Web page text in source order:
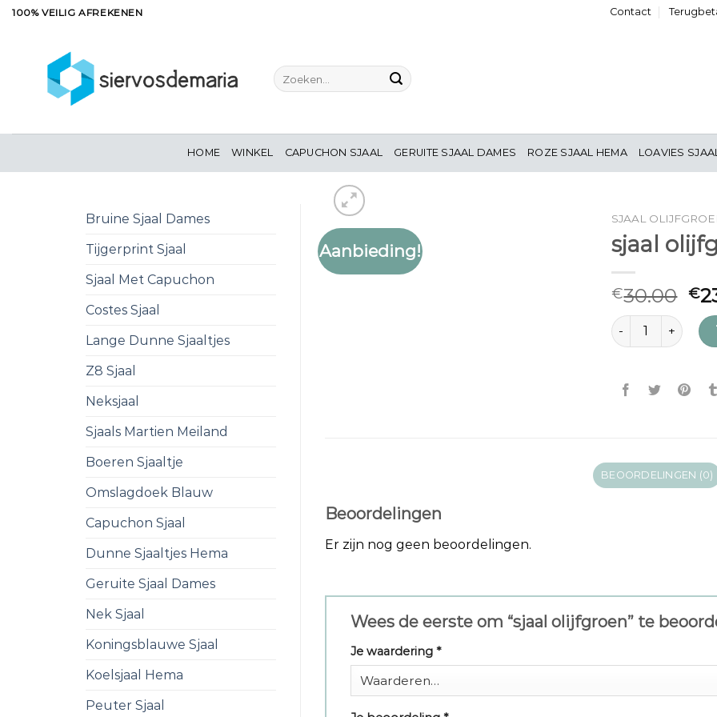
Ga100% VEILIG AFREKENEN Contact
Zoeken
naar:
HOME WINKEL CAPUCHON SJAAL GERUITE SJAAL DAMES ROZE SJAAL HEMA LOAVIES
Bruine Sjaal Dames
Tijgerprint Sjaal
Sjaal Met Capuchon
Costes Sjaal
Lange Dunne Sjaaltjes
Z8 Sjaal
Neksjaal
Sjaals Martien Meiland
Boeren Sjaaltje
Omslagdoek Blauw
Capuchon Sjaal
Dunne Sjaaltjes Hema
Geruite Sjaal Dames
Nek Sjaal
Koningsblauwe Sjaal
Koelsjaal Hema
Peuter Sjaal
Aanbieding!
SJAAL
sjaal
€30.00 €
sjaal olijfgroen
BEOORDELINGEN (0)
Beoordelingen
Er zijn nog geen beoordelingen.
Wees de eerste om “sjaal olijfgroen” te
Je waardering *